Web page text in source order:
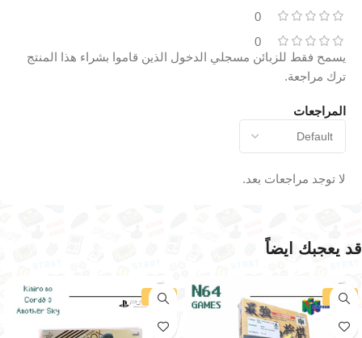
0
0
المراجعات
لا توجد مراجعات بعد.
يسمح فقط للزبائن مسجلي الدخول الذين قاموا بشراء هذا المنتج
ترك مراجعة.
قد يعجبك ايضاً
-41%
-19%